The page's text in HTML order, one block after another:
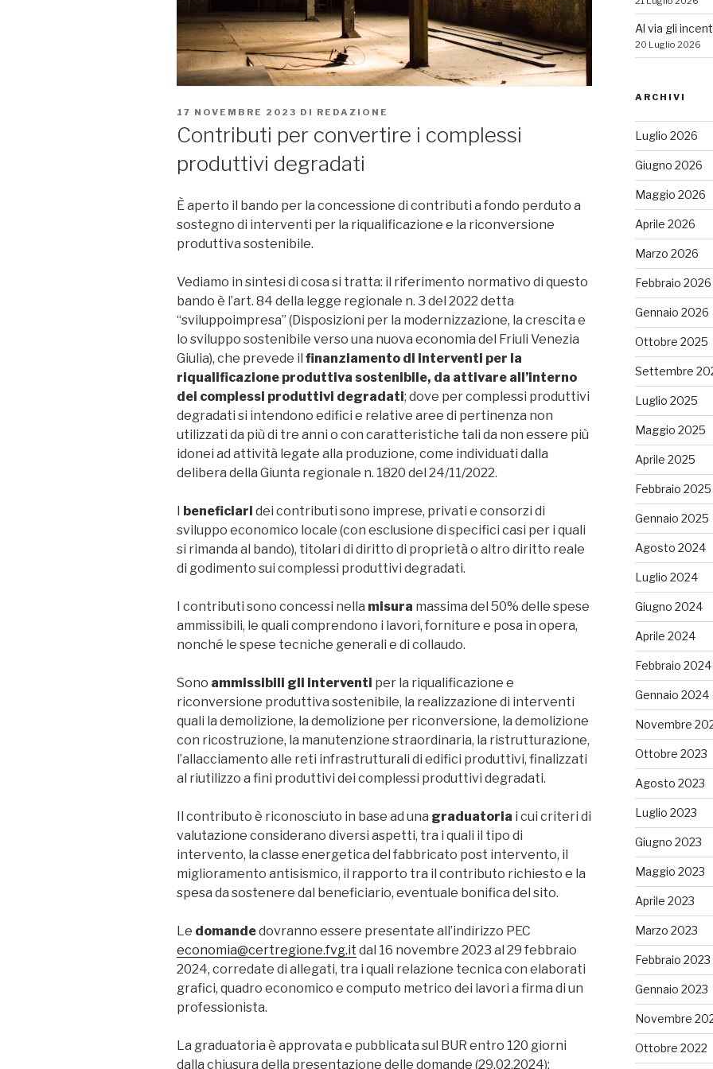
PUBBLICATO
17 NOVEMBRE 2023 DI REDAZIONE
Contributi per convertire i complessi
produttivi degradati
È aperto il bando per la concessione di contributi a fondo perduto a
sostegno di interventi per la riqualificazione e la riconversione
produttiva sostenibile.
Vediamo in sintesi di cosa si tratta: il riferimento normativo di questo
bando è l’art. 84 della legge regionale n. 3 del 2022 detta
“sviluppoimpresa” (Disposizioni per la modernizzazione, la crescita e
lo sviluppo sostenibile verso una nuova economia del Friuli Venezia
Giulia), che prevede il finanziamento di interventi per la
riqualificazione produttiva sostenibile, da attivare all’interno
dei complessi produttivi degradati; dove per complessi produttivi
degradati si intendono edifici e relative aree di pertinenza non
utilizzati da più di tre anni o con caratteristiche tali da non essere più
idonei ad attività legate alla produzione, come individuati dalla
delibera della Giunta regionale n. 1820 del 24/11/2022.
I beneficiari dei contributi sono imprese, privati e consorzi di
sviluppo economico locale (con esclusione di specifici casi per i quali
si rimanda al bando), titolari di diritto di proprietà o altro diritto reale
di godimento sui complessi produttivi degradati.
I contributi sono concessi nella misura massima del 50% delle spese
ammissibili, le quali comprendono i lavori, forniture e posa in opera,
nonché le spese tecniche generali e di collaudo.
Sono ammissibili gli interventi per la riqualificazione e
riconversione produttiva sostenibile, la realizzazione di interventi
quali la demolizione, la demolizione per riconversione, la demolizione
con ricostruzione, la manutenzione straordinaria, la ristrutturazione,
l’allacciamento alle reti infrastrutturali di edifici produttivi, finalizzati
al riutilizzo a fini produttivi dei complessi produttivi degradati.
Il contributo è riconosciuto in base ad una graduatoria i cui criteri di
valutazione considerano diversi aspetti, tra i quali il tipo di
intervento, la classe energetica del fabbricato post intervento, il
miglioramento antisismico, il rapporto tra il contributo richiesto e la
spesa da sostenere dal beneficiario, eventuale bonifica del sito.
Le domandedovranno essere presentate all’indirizzo PEC
economia@certregione.fvg.it dal 16 novembre 2023 al 29 febbraio
2024, corredate di allegati, tra i quali relazione tecnica con elaborati
grafici, quadro economico e computo metrico dei lavori a firma di un
professionista.
La graduatoria è approvata e pubblicata sul BUR entro 120 giorni
dalla chiusura della presentazione delle domande (29.02.2024);
Al via gli
20 Luglio 2026
ARCHIVI
Luglio 2026
Giugno 2026
Maggio 2026
Aprile 2026
Marzo 2026
Febbraio 2026
Gennaio 2026
Ottobre 2025
Settembre
Luglio 2025
Maggio 2025
Aprile 2025
Febbraio 2025
Gennaio 2025
Agosto 2024
Luglio 2024
Giugno 2024
Aprile 2024
Febbraio 2024
Gennaio 2024
Novembre
Ottobre 2023
Agosto 2023
Luglio 2023
Giugno 2023
Maggio 2023
Aprile 2023
Marzo 2023
Febbraio 2023
Gennaio 2023
Novembre
Ottobre 2022